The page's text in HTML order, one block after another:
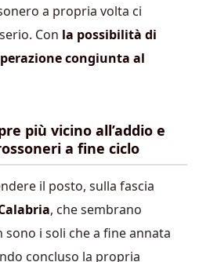
a propria volta ci
Con la possibilità di
congiunta al
più vicino all’addio e
a fine ciclo
il posto, sulla fascia
, che sembrano
sono i soli che a fine annata
concluso la propria